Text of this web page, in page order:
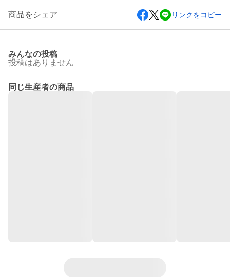
商品をシェア リンクをコピー
みんなの投稿
投稿はありません
同じ生産者の商品